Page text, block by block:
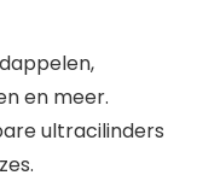
en meer.
ultracilinders